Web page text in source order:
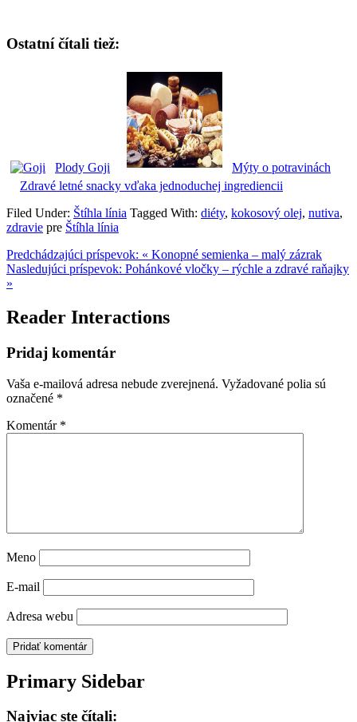
Ostatní čítali tiež:
Plody Goji
Mýty o potravinách
Zdravé letné snacky vďaka jednoduchej ingrediencii
Filed Under: Štíhla línia Tagged With: diéty, kokosový olej, nutiva,
zdravie pre Štíhla línia
Predchádzajúci príspevok: « Konopné semienka – malý zázrak
Nasledujúci príspevok: Pohánkové vločky – rýchle a zdravé raňajky
»
Reader Interactions
Pridaj komentár
Vaša e-mailová adresa nebude zverejnená. Vyžadované polia sú
označené *
Komentár *
Meno
E-mail
Adresa webu
Primary Sidebar
Najviac ste čítali: